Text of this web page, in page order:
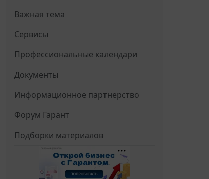
Важная тема
Сервисы
Профессиональные календари
Документы
Информационное партнерство
Форум Гарант
Подборки материалов